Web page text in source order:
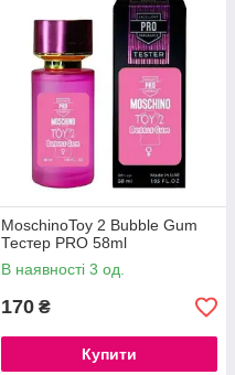
MoschinoToy 2 Bubble Gum
Тестер PRO 58ml
В наявності 3 од.
170 ₴
Купити